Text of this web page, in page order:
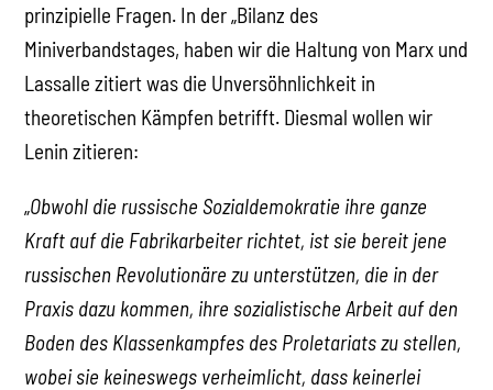
prinzipielle Fragen. In der „Bilanz des
Miniverbandstages, haben wir die Haltung von Marx und
Lassalle zitiert was die Unversöhnlichkeit in
theoretischen Kämpfen betrifft. Diesmal wollen wir
Lenin zitieren:
„Obwohl die russische Sozialdemokratie ihre ganze
Kraft auf die Fabrikarbeiter richtet, ist sie bereit jene
russischen Revolutionäre zu unterstützen, die in der
Praxis dazu kommen, ihre sozialistische Arbeit auf den
Boden des Klassenkampfes des Proletariats zu stellen,
wobei sie keineswegs verheimlicht, dass keinerlei